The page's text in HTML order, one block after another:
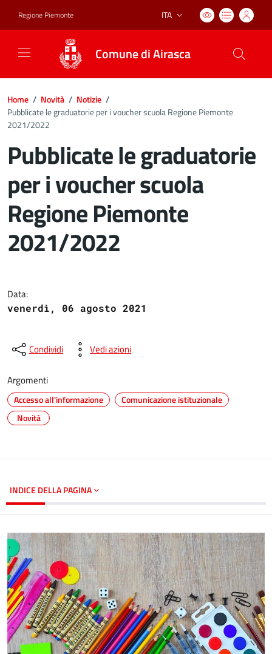
Regione Piemonte Lingua attiva:
ITA
Comune di Airasca
Home / Novità / Notizie /
Pubblicate le graduatorie per i voucher scuola Regione Piemonte
2021/2022
Pubblicate le graduatorie
per i voucher scuola
Regione Piemonte
2021/2022
Data:
venerdì, 06 agosto 2021
Condividi Vedi azioni
Argomenti
Accesso all'informazione
Comunicazione istituzionale
Novità
INDICE DELLA PAGINA